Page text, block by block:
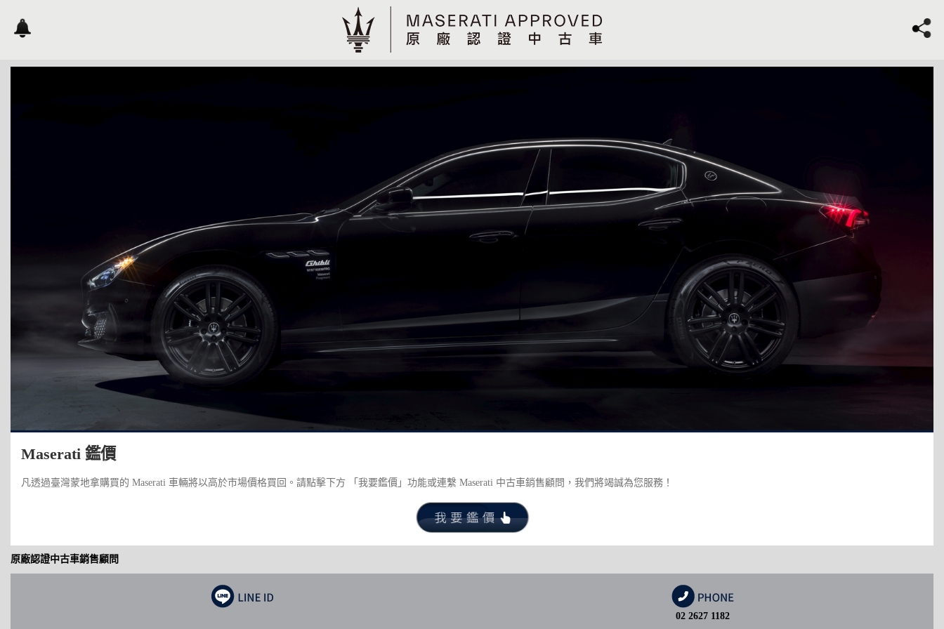
Maserati 鑑價
凡透過臺灣蒙地拿購買的 Maserati 車輛將以高於市場價格買回。請點擊下方 「我要鑑價」功能或連繫 Maserati 中古車銷售顧問，我們將竭誠為您服務！
原廠認證中古車銷售顧問
02 2627 1182